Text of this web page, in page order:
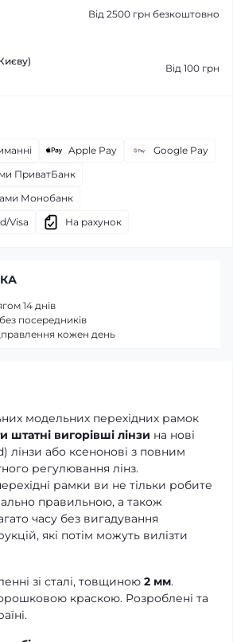
Від 2500 грн безкоштовно
Від 100 грн
Apple Pay
Google Pay
ПриватБанк
Монобанк
Visa
На рахунок
модельних перехідних рамок
штатні вигорівші лінзи на нові
лінзи або ксенонові з повним
регулювання лінз.
рамки ви не тільки робите
правильною, а також
часу без вигадування
які потім можуть вилізти
зі сталі, товщиною 2 мм.
краскою. Розроблені та
14 днів
посередників
кожен день